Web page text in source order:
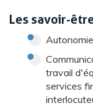
Les savoir-
Autonomie
travail
services